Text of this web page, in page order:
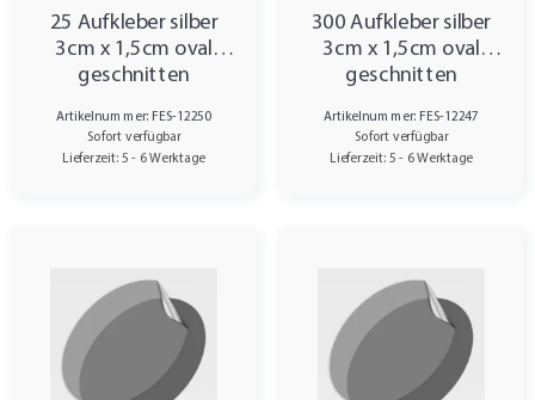
25 Aufkleber silber
3cm x 1,5cm oval
geschnitten
Artikelnummer: FES-12250
Sofort verfügbar
Lieferzeit: 5 - 6 Werktage
300 Aufkleber silber
3cm x 1,5cm oval
geschnitten
Artikelnummer: FES-12247
Sofort verfügbar
Lieferzeit: 5 - 6 Werktage